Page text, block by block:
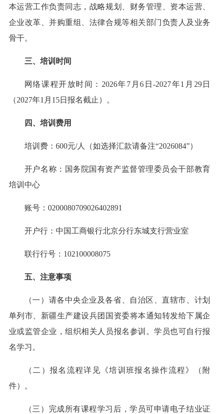
本运营工作负责同志，战略规划、财务管理、资本运营、
企业改革、并购重组、法律合规等相关部门负责人及业务
骨干。
三、培训时间
网络课程开放时间：2026年7月6日-2027年1月29日
（2027年1月15日报名截止）。
四、培训费用
培训费：600元/人（如选择汇款请备注“2026084”）
开户名称：国务院国有资产监督管理委员会干部教育
培训中心
账号：0200080709026402891
开户行：中国工商银行北京分行东城支行营业室
联行行号：102100008075
五、注意事项
（一）请各中央企业及各省、自治区、直辖市、计划
单列市、新疆生产建设兵团国资委将本通知转发给下属企
业或监管企业，组织相关人员报名参训。学员也可自行报
名学习。
（二）报名流程详见《培训班报名操作流程》（附
件）。
（三）完成所有课程学习后，学员可申请电子结业证